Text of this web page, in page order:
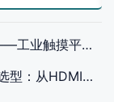
脑的性能实战解读
下一篇：工业触摸显示器接口与信号协议选型：从HDMI到VGA的实战适配